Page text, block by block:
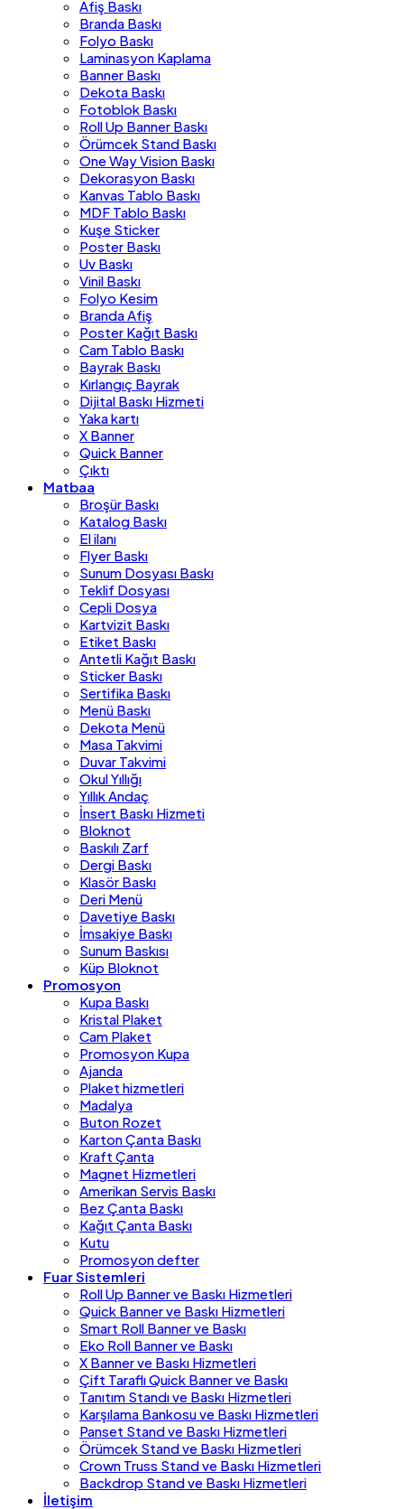
Afiş Baskı
Branda Baskı
Folyo Baskı
Laminasyon Kaplama
Banner Baskı
Dekota Baskı
Fotoblok Baskı
Roll Up Banner Baskı
Örümcek Stand Baskı
One Way Vision Baskı
Dekorasyon Baskı
Kanvas Tablo Baskı
MDF Tablo Baskı
Kuşe Sticker
Poster Baskı
Uv Baskı
Vinil Baskı
Folyo Kesim
Branda Afiş
Poster Kağıt Baskı
Cam Tablo Baskı
Bayrak Baskı
Kırlangıç Bayrak
Dijital Baskı Hizmeti
Yaka kartı
X Banner
Quick Banner
Çıktı
Matbaa
Broşür Baskı
Katalog Baskı
El ilanı
Flyer Baskı
Sunum Dosyası Baskı
Teklif Dosyası
Cepli Dosya
Kartvizit Baskı
Etiket Baskı
Antetli Kağıt Baskı
Sticker Baskı
Sertifika Baskı
Menü Baskı
Dekota Menü
Masa Takvimi
Duvar Takvimi
Okul Yıllığı
Yıllık Andaç
İnsert Baskı Hizmeti
Bloknot
Baskılı Zarf
Dergi Baskı
Klasör Baskı
Deri Menü
Davetiye Baskı
İmsakiye Baskı
Sunum Baskısı
Küp Bloknot
Promosyon
Kupa Baskı
Kristal Plaket
Cam Plaket
Promosyon Kupa
Ajanda
Plaket hizmetleri
Madalya
Buton Rozet
Karton Çanta Baskı
Kraft Çanta
Magnet Hizmetleri
Amerikan Servis Baskı
Bez Çanta Baskı
Kağıt Çanta Baskı
Kutu
Promosyon defter
Fuar Sistemleri
Roll Up Banner ve Baskı Hizmetleri
Quick Banner ve Baskı Hizmetleri
Smart Roll Banner ve Baskı
Eko Roll Banner ve Baskı
X Banner ve Baskı Hizmetleri
Çift Taraflı Quick Banner ve Baskı
Tanıtım Standı ve Baskı Hizmetleri
Karşılama Bankosu ve Baskı Hizmetleri
Panset Stand ve Baskı Hizmetleri
Örümcek Stand ve Baskı Hizmetleri
Crown Truss Stand ve Baskı Hizmetleri
Backdrop Stand ve Baskı Hizmetleri
İletişim